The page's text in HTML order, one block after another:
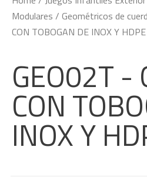
Modulares / Geométricos de
CON TOBOGAN DE INOX Y HDPE
GEO02T -
CON
INOX Y